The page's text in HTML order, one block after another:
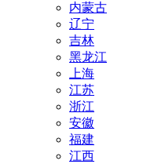
内蒙古
辽宁
吉林
黑龙江
上海
江苏
浙江
安徽
福建
江西